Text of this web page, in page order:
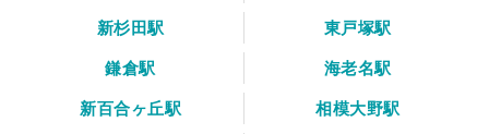
新杉田駅
東戸塚駅
鎌倉駅
海老名駅
新百合ヶ丘駅
相模大野駅